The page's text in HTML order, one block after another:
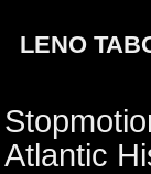
LENO
Atlantic